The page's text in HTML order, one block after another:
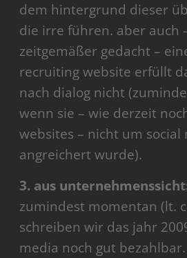
dem hintergrund dieser
die irre führen. aber auch
zeitgemäßer gedacht –
recruiting website erfüllt
nach dialog nicht
wenn sie – wie derzeit
websites – nicht um
angreichert wurde).
3. aus
zumindest momentan (lt.
schreiben wir das jahr
media noch gut